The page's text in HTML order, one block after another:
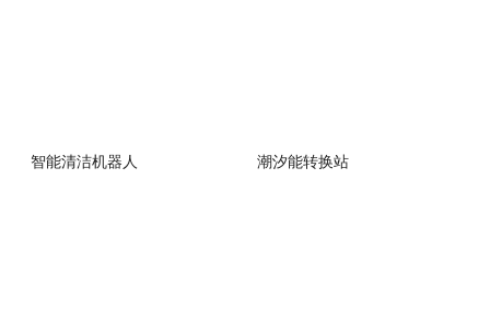
智能清洁机器人 潮汐能转换站